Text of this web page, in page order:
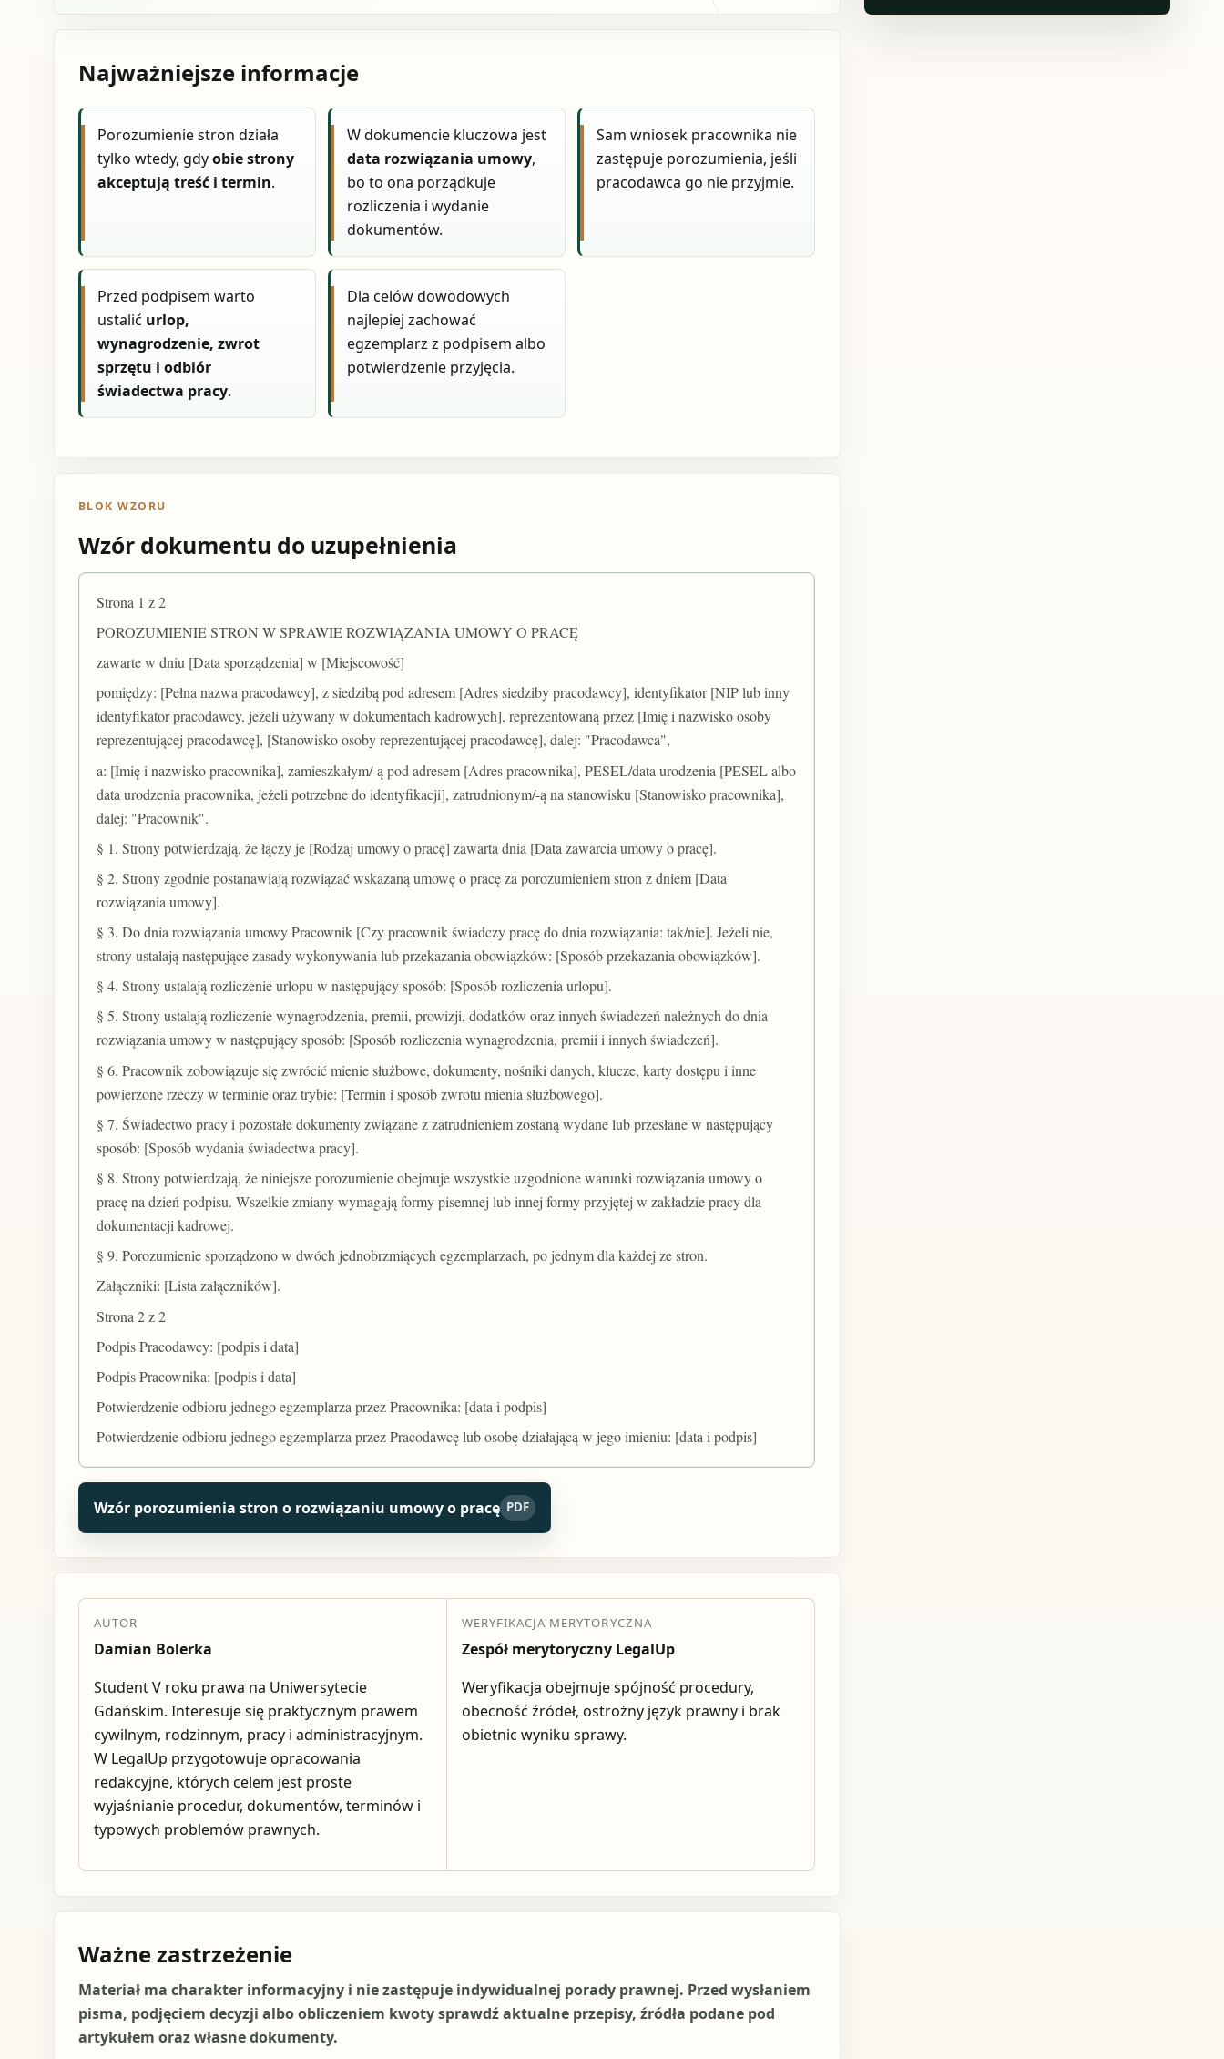
Najważniejsze informacje
Porozumienie stron działa
tylko wtedy, gdyobie strony
akceptują treść i termin.
W dokumencie kluczowa jest
data rozwiązania umowy,
bo to ona porządkuje
rozliczenia i wydanie
dokumentów.
Sam wniosek pracownika nie
zastępuje porozumienia, jeśli
pracodawca go nie przyjmie.
Przed podpisem warto
ustalić urlop,
wynagrodzenie, zwrot
sprzętu i odbiór
świadectwa pracy.
Dla celów dowodowych
najlepiej zachować
egzemplarz z podpisem albo
potwierdzenie przyjęcia.
BLOK WZORU
Wzór dokumentu do uzupełnienia
Strona 1 z 2
POROZUMIENIE STRON W SPRAWIE ROZWIĄZANIA UMOWY O PRACĘ
zawarte w dniu [Data sporządzenia] w [Miejscowość]
pomiędzy: [Pełna nazwa pracodawcy], z siedzibą pod adresem [Adres siedziby pracodawcy], identyfikator [NIP lub inny
identyfikator pracodawcy, jeżeli używany w dokumentach kadrowych], reprezentowaną przez [Imię i nazwisko osoby
reprezentującej pracodawcę], [Stanowisko osoby reprezentującej pracodawcę], dalej: "Pracodawca",
a: [Imię i nazwisko pracownika], zamieszkałym/-ą pod adresem [Adres pracownika], PESEL/data urodzenia [PESEL albo
data urodzenia pracownika, jeżeli potrzebne do identyfikacji], zatrudnionym/-ą na stanowisku [Stanowisko pracownika],
dalej: "Pracownik".
§ 1. Strony potwierdzają, że łączy je [Rodzaj umowy o pracę] zawarta dnia [Data zawarcia umowy o pracę].
§ 2. Strony zgodnie postanawiają rozwiązać wskazaną umowę o pracę za porozumieniem stron z dniem [Data
rozwiązania umowy].
§ 3. Do dnia rozwiązania umowy Pracownik [Czy pracownik świadczy pracę do dnia rozwiązania: tak/nie]. Jeżeli nie,
strony ustalają następujące zasady wykonywania lub przekazania obowiązków: [Sposób przekazania obowiązków].
§ 4. Strony ustalają rozliczenie urlopu w następujący sposób: [Sposób rozliczenia urlopu].
§ 5. Strony ustalają rozliczenie wynagrodzenia, premii, prowizji, dodatków oraz innych świadczeń należnych do dnia
rozwiązania umowy w następujący sposób: [Sposób rozliczenia wynagrodzenia, premii i innych świadczeń].
§ 6. Pracownik zobowiązuje się zwrócić mienie służbowe, dokumenty, nośniki danych, klucze, karty dostępu i inne
powierzone rzeczy w terminie oraz trybie: [Termin i sposób zwrotu mienia służbowego].
§ 7. Świadectwo pracy i pozostałe dokumenty związane z zatrudnieniem zostaną wydane lub przesłane w następujący
sposób: [Sposób wydania świadectwa pracy].
§ 8. Strony potwierdzają, że niniejsze porozumienie obejmuje wszystkie uzgodnione warunki rozwiązania umowy o
pracę na dzień podpisu. Wszelkie zmiany wymagają formy pisemnej lub innej formy przyjętej w zakładzie pracy dla
dokumentacji kadrowej.
§ 9. Porozumienie sporządzono w dwóch jednobrzmiących egzemplarzach, po jednym dla każdej ze stron.
Załączniki: [Lista załączników].
Strona 2 z 2
Podpis Pracodawcy: [podpis i data]
Podpis Pracownika: [podpis i data]
Potwierdzenie odbioru jednego egzemplarza przez Pracownika: [data i podpis]
Potwierdzenie odbioru jednego egzemplarza przez Pracodawcę lub osobę działającą w jego imieniu: [data i podpis]
Wzór porozumienia stron o rozwiązaniu umowy o pracę PDF
AUTOR
Damian Bolerka
Student V roku prawa na Uniwersytecie
Gdańskim. Interesuje się praktycznym prawem
cywilnym, rodzinnym, pracy i administracyjnym.
W LegalUp przygotowuje opracowania
redakcyjne, których celem jest proste
wyjaśnianie procedur, dokumentów, terminów i
typowych problemów prawnych.
WERYFIKACJA MERYTORYCZNA
Zespół merytoryczny LegalUp
Weryfikacja obejmuje spójność procedury,
obecność źródeł, ostrożny język prawny i brak
obietnic wyniku sprawy.
Ważne zastrzeżenie
Materiał ma charakter informacyjny i nie zastępuje indywidualnej porady prawnej. Przed wysłaniem
pisma, podjęciem decyzji albo obliczeniem kwoty sprawdź aktualne przepisy, źródła podane pod
artykułem oraz własne dokumenty.